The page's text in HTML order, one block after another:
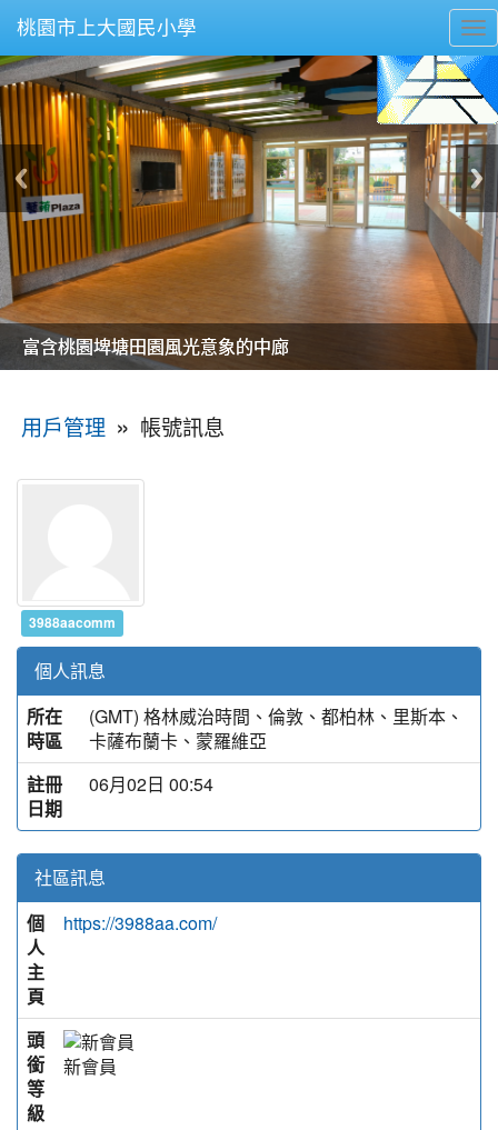
桃園市上大國民小學
美麗的操場是我們活力的來源
美麗的操場是我們活力的來源
煥然一新的小司令台
煥然一新的小司令台
富含桃園埤塘田園風光意象的中廊
富含桃園埤塘田園風光意象的中廊
嶄新的中庭廣場
嶄新的中庭廣場
水生池生生不息
水生池生生不息
用戶管理 » 帳號訊息
3988aacomm
個人訊息
所在
時區
(GMT) 格林威治時間、倫敦、都柏林、里斯本、
卡薩布蘭卡、蒙羅維亞
註冊
日期
06月02日 00:54
社區訊息
個
人
主
頁
https://3988aa.com/
頭
銜
等
級
新會員